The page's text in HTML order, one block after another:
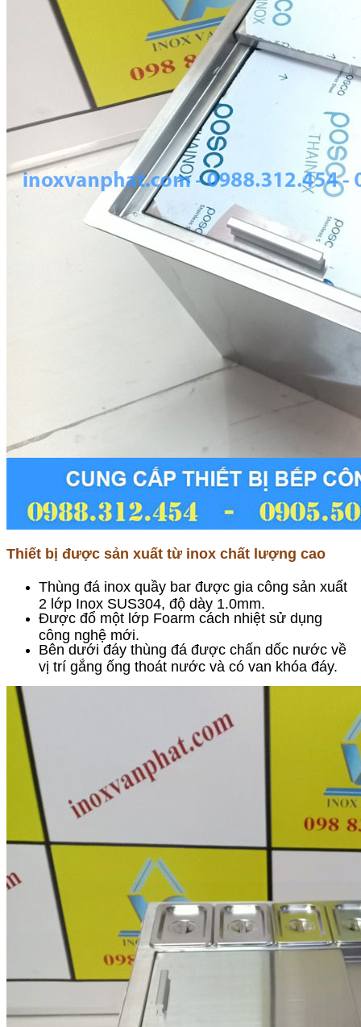
Thiết bị được sản xuất từ inox chất lượng cao
Thùng đá inox quầy bar được gia công sản xuất
2 lớp Inox SUS304, độ dày 1.0mm.
Được đổ một lớp Foarm cách nhiệt sử dụng
công nghệ mới.
Bên dưới đáy thùng đá được chấn dốc nước về
vị trí gắng ống thoát nước và có van khóa đáy.